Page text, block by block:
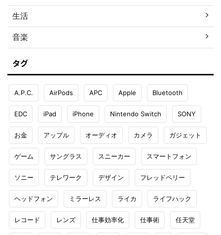
生活
音楽
タグ
A.P.C. AirPods APC Apple Bluetooth
EDC iPad iPhone Nintendo Switch SONY
お金 アップル オーディオ カメラ ガジェット
ゲーム サングラス スニーカー スマートフォン
ソニー テレワーク デザイン フレッドペリー
ヘッドフォン ミラーレス ライカ ライフハック
レコード レンズ 仕事効率化 仕事術 任天堂